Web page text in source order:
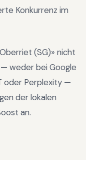
Konkurrenz im
(SG)» nicht
weder bei Google
oder Perplexity —
der lokalen
an.